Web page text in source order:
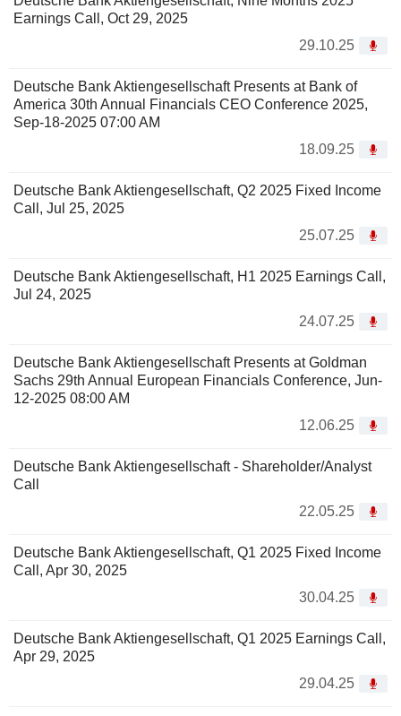
Earnings Call, Oct 29, 2025
29.10.25
Deutsche Bank Aktiengesellschaft Presents at Bank of
America 30th Annual Financials CEO Conference 2025,
Sep-18-2025 07:00 AM
18.09.25
Deutsche Bank Aktiengesellschaft, Q2 2025 Fixed Income
Call, Jul 25, 2025
25.07.25
Deutsche Bank Aktiengesellschaft, H1 2025 Earnings Call,
Jul 24, 2025
24.07.25
Deutsche Bank Aktiengesellschaft Presents at Goldman
Sachs 29th Annual European Financials Conference, Jun-
12-2025 08:00 AM
12.06.25
Deutsche Bank Aktiengesellschaft - Shareholder/Analyst
Call
22.05.25
Deutsche Bank Aktiengesellschaft, Q1 2025 Fixed Income
Call, Apr 30, 2025
30.04.25
Deutsche Bank Aktiengesellschaft, Q1 2025 Earnings Call,
Apr 29, 2025
29.04.25